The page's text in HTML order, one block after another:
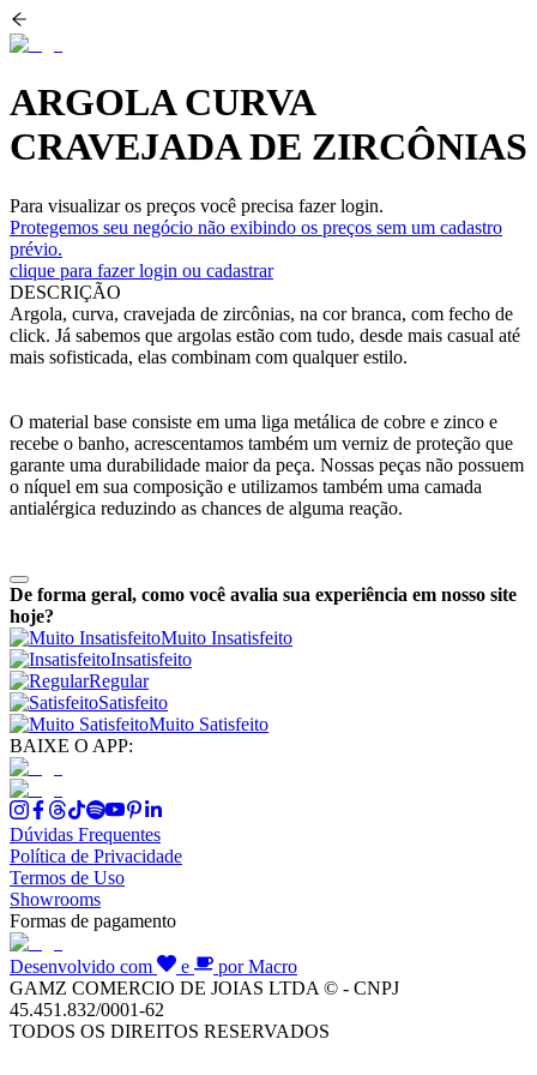
ARGOLA CURVA
CRAVEJADA DE ZIRCÔNIAS
Para visualizar os preços você precisa fazer login.
Protegemos seu negócio não exibindo os preços sem um cadastro
prévio.
clique para fazer login ou cadastrar
DESCRIÇÃO
Argola, curva, cravejada de zircônias, na cor branca, com fecho de
click. Já sabemos que argolas estão com tudo, desde mais casual até
mais sofisticada, elas combinam com qualquer estilo.
O material base consiste em uma liga metálica de cobre e zinco e
recebe o banho, acrescentamos também um verniz de proteção que
garante uma durabilidade maior da peça. Nossas peças não possuem
o níquel em sua composição e utilizamos também uma camada
antialérgica reduzindo as chances de alguma reação.
De forma geral, como você avalia sua experiência em nosso site
hoje?
Muito Insatisfeito
Insatisfeito
Regular
Satisfeito
Muito Satisfeito
BAIXE O APP:
Dúvidas Frequentes
Política de Privacidade
Termos de Uso
Showrooms
Formas de pagamento
Desenvolvido com e
por Macro
GAMZ COMERCIO DE JOIAS LTDA © - CNPJ
45.451.832/0001-62
TODOS OS DIREITOS RESERVADOS